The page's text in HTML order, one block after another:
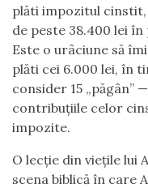
plăti impozitul
de peste 38.400 lei
Este o urâciune să
plăti cei 6.000 lei, în
consider 15 „păgân”
contribuțiile celor
impozite.
O lecție din viețile lui
scena biblică în care